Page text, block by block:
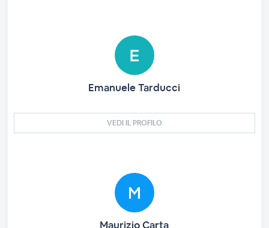
Emanuele Tarducci
VEDI IL PROFILO
Maurizio Carta